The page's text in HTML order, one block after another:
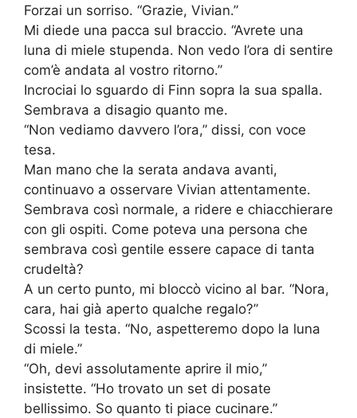
Forzai un sorriso. “Grazie, Vivian.”
Mi diede una pacca sul braccio. “Avrete una
luna di miele stupenda. Non vedo l’ora di sentire
com’è andata al vostro ritorno.”
Incrociai lo sguardo di Finn sopra la sua spalla.
Sembrava a disagio quanto me.
“Non vediamo davvero l’ora,” dissi, con voce
tesa.
Man mano che la serata andava avanti,
continuavo a osservare Vivian attentamente.
Sembrava così normale, a ridere e chiacchierare
con gli ospiti. Come poteva una persona che
sembrava così gentile essere capace di tanta
crudeltà?
A un certo punto, mi bloccò vicino al bar. “Nora,
cara, hai già aperto qualche regalo?”
Scossi la testa. “No, aspetteremo dopo la luna
di miele.”
“Oh, devi assolutamente aprire il mio,”
insistette. “Ho trovato un set di posate
bellissimo. So quanto ti piace cucinare.”